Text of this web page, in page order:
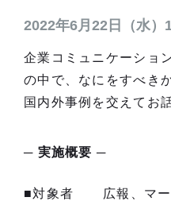
2022年6月22日（水
企業コミュニケーショ
の中で、なにをすべき
国内外事例を交えてお
─ 実施概要 ─
■対象者 広報、マーケ